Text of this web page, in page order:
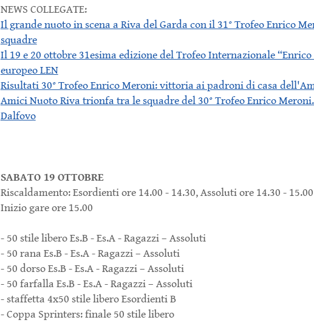
NEWS COLLEGATE:
Il grande nuoto in scena a Riva del Garda con il 31° Trofeo Enrico
squadre
Il 19 e 20 ottobre 31esima edizione del Trofeo Internazionale
europeo LEN
Risultati 30° Trofeo Enrico Meroni: vittoria ai padroni di casa
Amici Nuoto Riva trionfa tra le squadre del 30° Trofeo Enrico
Dalfovo
SABATO 19 OTTOBRE
Riscaldamento: Esordienti ore 14.00 - 14.30, Assoluti ore 14.30 - 15.00
Inizio gare ore 15.00
- 50 stile libero Es.B - Es.A - Ragazzi – Assoluti
- 50 rana Es.B - Es.A - Ragazzi – Assoluti
- 50 dorso Es.B - Es.A - Ragazzi – Assoluti
- 50 farfalla Es.B - Es.A - Ragazzi – Assoluti
- staffetta 4x50 stile libero Esordienti B
- Coppa Sprinters: finale 50 stile libero